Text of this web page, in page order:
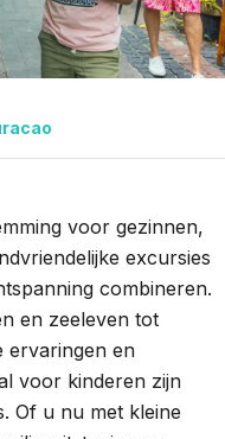
voor gezinnen,
excursies
combineren.
en zeeleven tot
ervaringen en
voor kinderen zijn
Of u nu met kleine